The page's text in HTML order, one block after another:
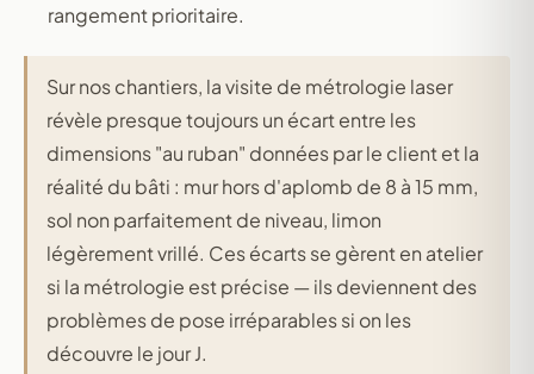
rangement prioritaire.
Sur nos chantiers, la visite de métrologie laser
révèle presque toujours un écart entre les
dimensions "au ruban" données par le client et la
réalité du bâti : mur hors d'aplomb de 8 à 15 mm,
sol non parfaitement de niveau, limon
légèrement vrillé. Ces écarts se gèrent en atelier
si la métrologie est précise — ils deviennent des
problèmes de pose irréparables si on les
découvre le jour J.